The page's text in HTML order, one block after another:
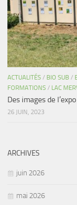
ACTUALITÉS / BIO SUB /
FORMATIONS / LAC
Des images de
26 JUIN, 2023
ARCHIVES
juin 2026
mai 2026